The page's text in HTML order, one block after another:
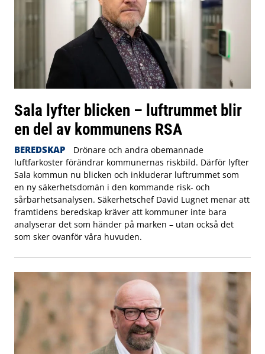
Sala lyfter blicken – luftrummet blir
en del av kommunens RSA
BEREDSKAP
Drönare och andra obemannade
luftfarkoster förändrar kommunernas riskbild. Därför lyfter
Sala kommun nu blicken och inkluderar luftrummet som
en ny säkerhetsdomän i den kommande risk- och
sårbarhetsanalysen. Säkerhetschef David Lugnet menar att
framtidens beredskap kräver att kommuner inte bara
analyserar det som händer på marken – utan också det
som sker ovanför våra huvuden.